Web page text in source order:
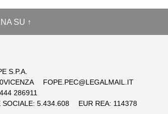
SU ↑
S.P.A.
FOPE.PEC@LEGALMAIL.IT
286911
SOCIALE: 5.434.608 EUR REA: 114378